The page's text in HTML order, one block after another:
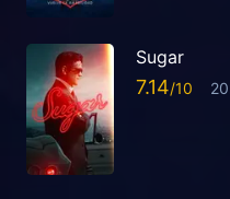
Sugar
7.14